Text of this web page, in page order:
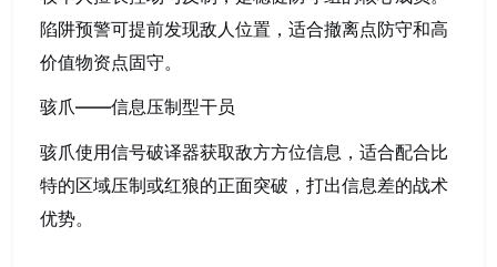
陷阱预警可提前发现敌人位置，适合撤离点防守和高
价值物资点固守。
骇爪——信息压制型干员
骇爪使用信号破译器获取敌方方位信息，适合配合比
特的区域压制或红狼的正面突破，打出信息差的战术
优势。